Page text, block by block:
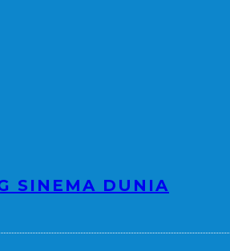
SINEMA DUNIA